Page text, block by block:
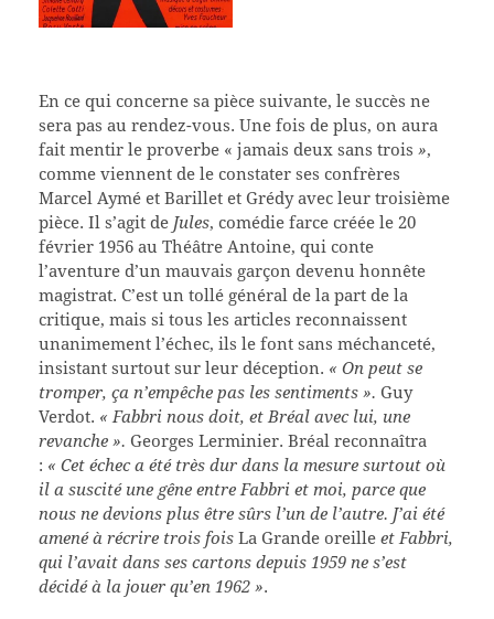
En ce qui concerne sa pièce suivante, le succès ne
sera pas au rendez-vous. Une fois de plus, on aura
fait mentir le proverbe « jamais deux sans trois »,
comme viennent de le constater ses confrères
Marcel Aymé et Barillet et Grédy avec leur troisième
pièce. Il s’agit de Jules, comédie farce créée le 20
février 1956 au Théâtre Antoine, qui conte
l’aventure d’un mauvais garçon devenu honnête
magistrat. C’est un tollé général de la part de la
critique, mais si tous les articles reconnaissent
unanimement l’échec, ils le font sans méchanceté,
insistant surtout sur leur déception. « On peut se
tromper, ça n’empêche pas les sentiments ». Guy
Verdot. « Fabbri nous doit, et Bréal avec lui, une
revanche ». Georges Lerminier. Bréal reconnaîtra
: « Cet échec a été très dur dans la mesure surtout où
il a suscité une gêne entre Fabbri et moi, parce que
nous ne devions plus être sûrs l’un de l’autre. J’ai été
amené à récrire trois fois La Grande oreille et Fabbri,
qui l’avait dans ses cartons depuis 1959 ne s’est
décidé à la jouer qu’en 1962 ».